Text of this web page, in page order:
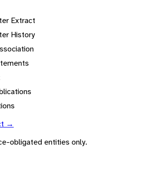
Extract
History
→
obligated entities only.